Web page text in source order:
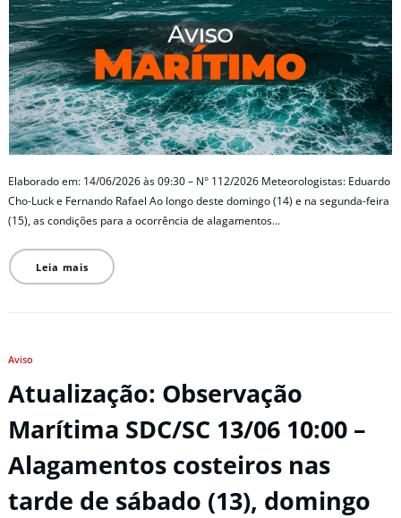
Elaborado em: 14/06/2026 às 09:30 – N° 112/2026 Meteorologistas: Eduardo
Cho-Luck e Fernando Rafael Ao longo deste domingo (14) e na segunda-feira
(15), as condições para a ocorrência de alagamentos…
Leia mais
Aviso
Atualização: Observação
Marítima SDC/SC 13/06 10:00 –
Alagamentos costeiros nas
tarde de sábado (13), domingo